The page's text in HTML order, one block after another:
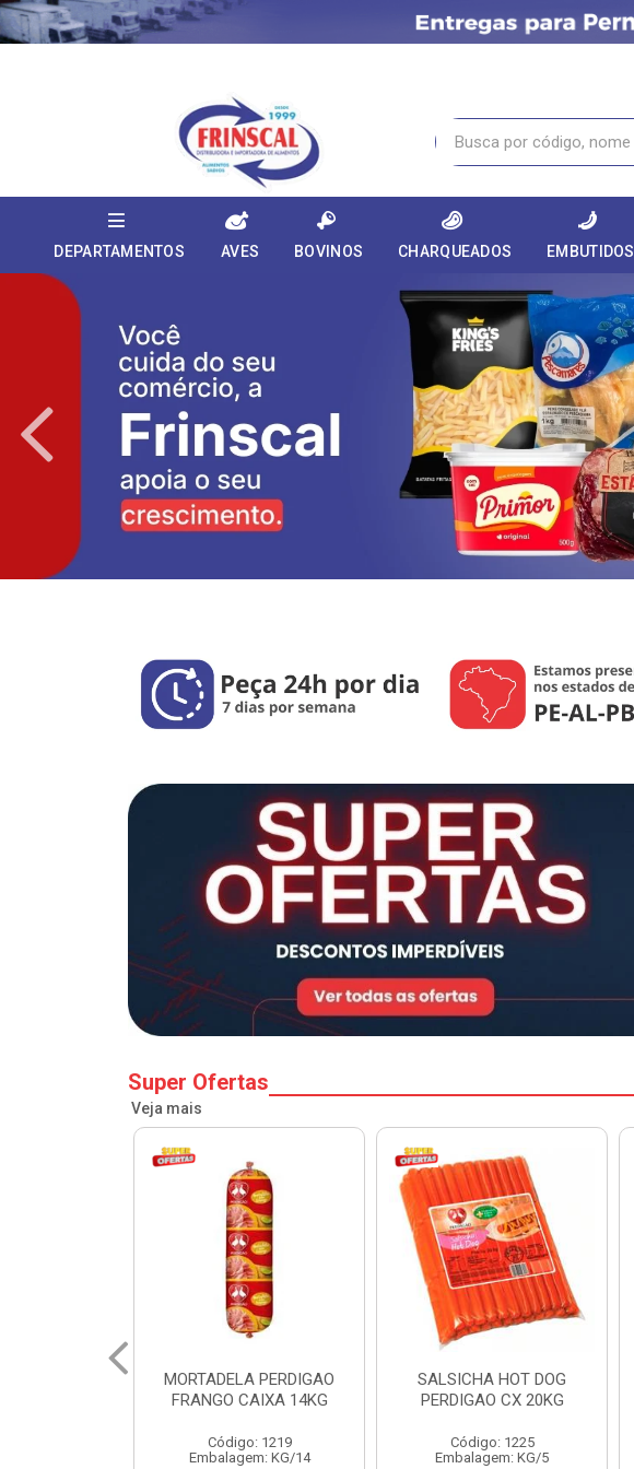
DEPARTAMENTOS AVES BOVINOS CHARQUEADOS EMBUTIDOS
Super Ofertas
Veja mais
SALSICHA HOT DOG
PERDIGAO CX 20KG
Código: 1225
Embalagem: KG/5
PERNIL SUINO C/OSSO
COPAVEL KG
Código: 12301
Embalagem: CX/± 19,56 KG